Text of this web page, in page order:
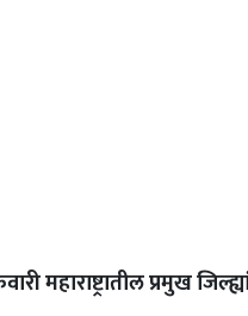
महाराष्ट्रातील प्रमुख